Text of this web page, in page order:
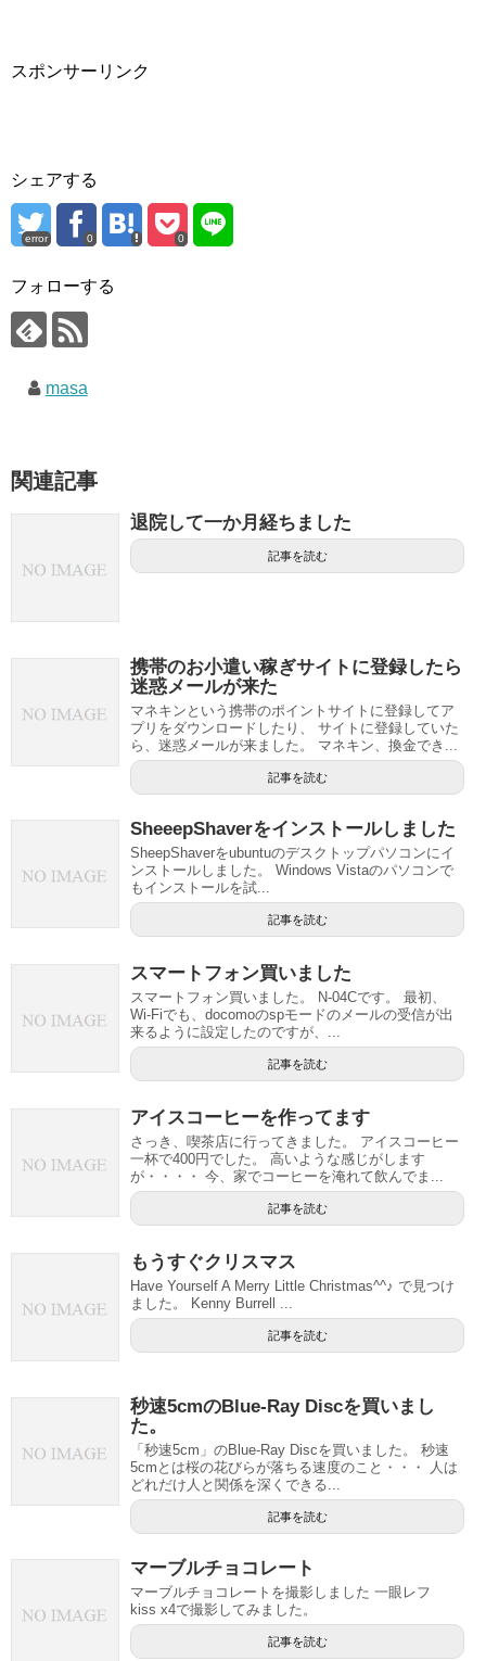
スポンサーリンク
シェアする
error 0 0
フォローする
masa
関連記事
退院して一か月経ちました
記事を読む
携帯のお小遣い稼ぎサイトに登録したら
迷惑メールが来た
マネキンという携帯のポイントサイトに登録してア
プリをダウンロードしたり、 サイトに登録していた
ら、迷惑メールが来ました。 マネキン、換金でき...
記事を読む
SheeepShaverをインストールしました
SheepShaverをubuntuのデスクトップパソコンにイ
ンストールしました。 Windows Vistaのパソコンで
もインストールを試...
記事を読む
スマートフォン買いました
スマートフォン買いました。 N-04Cです。 最初、
Wi-Fiでも、docomoのspモードのメールの受信が出
来るように設定したのですが、...
記事を読む
アイスコーヒーを作ってます
さっき、喫茶店に行ってきました。 アイスコーヒー
一杯で400円でした。 高いような感じがします
が・・・・ 今、家でコーヒーを淹れて飲んでま...
記事を読む
もうすぐクリスマス
Have Yourself A Merry Little Christmas^^♪ で見つけ
ました。 Kenny Burrell ...
記事を読む
秒速5cmのBlue-Ray Discを買いまし
た。
「秒速5cm」のBlue-Ray Discを買いました。 秒速
5cmとは桜の花びらが落ちる速度のこと・・・ 人は
どれだけ人と関係を深くできる...
記事を読む
マーブルチョコレート
マーブルチョコレートを撮影しました 一眼レフ
kiss x4で撮影してみました。
記事を読む